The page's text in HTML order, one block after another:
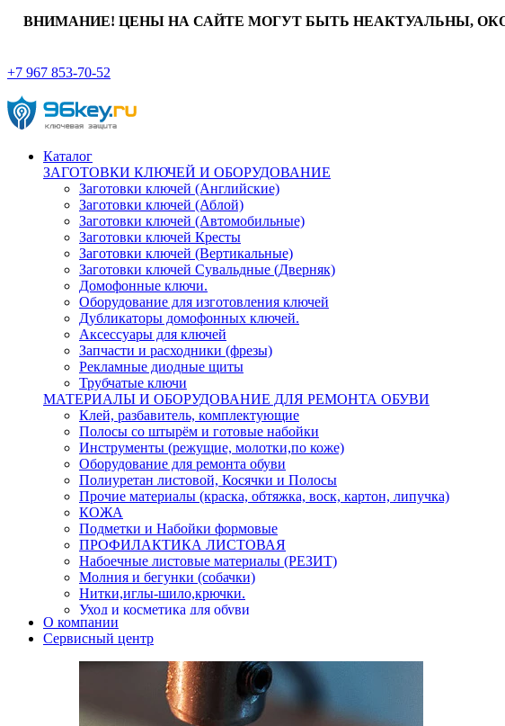
ВНИМАНИЕ! ЦЕНЫ НА САЙТЕ МОГУТ БЫТЬ НЕАКТУАЛЬНЫ,
+7 967 853-70-52
Каталог
ЗАГОТОВКИ КЛЮЧЕЙ И ОБОРУДОВАНИЕ
Заготовки ключей (Английские)
Заготовки ключей (Аблой)
Заготовки ключей (Автомобильные)
Заготовки ключей Кресты
Заготовки ключей (Вертикальные)
Заготовки ключей Сувальдные (Дверняк)
Домофонные ключи.
Оборудование для изготовления ключей
Дубликаторы домофонных ключей.
Аксессуары для ключей
Запчасти и расходники (фрезы)
Рекламные диодные щиты
Трубчатые ключи
МАТЕРИАЛЫ И ОБОРУДОВАНИЕ ДЛЯ РЕМОНТА ОБУВИ
Клей, разбавитель, комплектующие
Полосы со штырём и готовые набойки
Инструменты (режущие, молотки,по коже)
Оборудование для ремонта обуви
Полиуретан листовой, Косячки и Полосы
Прочие материалы (краска, обтяжка, воск, картон, липучка)
КОЖА
Подметки и Набойки формовые
ПРОФИЛАКТИКА ЛИСТОВАЯ
Набоечные листовые материалы (РЕЗИТ)
Молния и бегунки (собачки)
Нитки,иглы-шило,крючки.
Уход и косметика для обуви
Кнопки (магнитые,кобурные)
Пряжки для ремня
О компании
Сервисный центр